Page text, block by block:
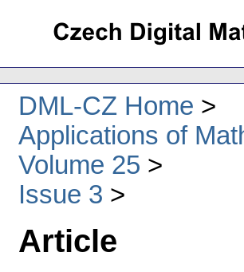
DML-CZ Home
Applications of
Volume 25
Issue 3
Article